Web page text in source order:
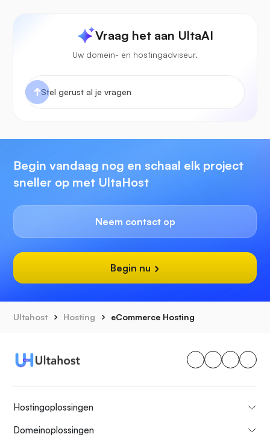
Vraag het aan UltaAI
Uw domein- en hostingadviseur.
Begin vandaag nog en schaal elk project
sneller op met UltaHost
Neem contact op
Begin nu
Ultahost Hosting eCommerce Hosting
Hostingoplossingen
Domeinoplossingen